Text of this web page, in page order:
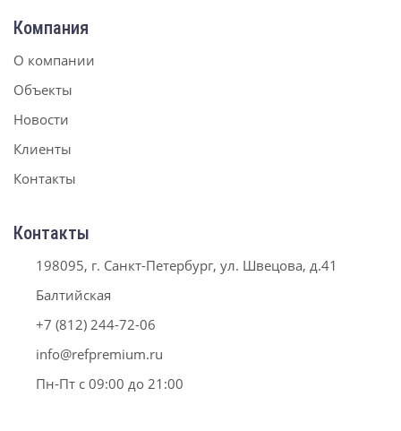
Компания
О компании
Объекты
Новости
Клиенты
Контакты
Контакты
198095, г. Санкт-Петербург, ул. Швецова, д.41
Балтийская
+7 (812) 244-72-06
info@refpremium.ru
Пн-Пт с 09:00 до 21:00